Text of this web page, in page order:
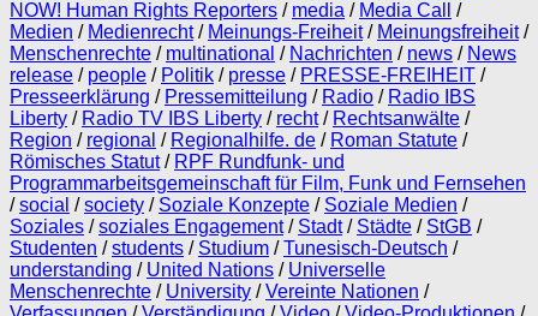
NOW! Human Rights Reporters / media / Media Call
/
Medien / Medienrecht/ Meinungs-Freiheit/ Meinungsfreiheit/
Menschenrechte / multinational / Nachrichten / news / News
release / people / Politik / presse / PRESSE-FREIHEIT /
Presseerklärung / Pressemitteilung / Radio / Radio IBS
Liberty / Radio TV IBS Liberty / recht/ Rechtsanwälte /
Region / regional / Regionalhilfe. de / Roman Statute /
Römisches Statut/ RPF Rundfunk- und
Programmarbeitsgemeinschaft für Film, Funk und Fernsehen
/social /society / Soziale Konzepte / Soziale Medien /
Soziales /soziales Engagement/ Stadt/ Städte / StGB /
Studenten /students / Studium /Tunesisch-Deutsch /
understanding / United Nations / Universelle
Menschenrechte / University /Vereinte Nationen /